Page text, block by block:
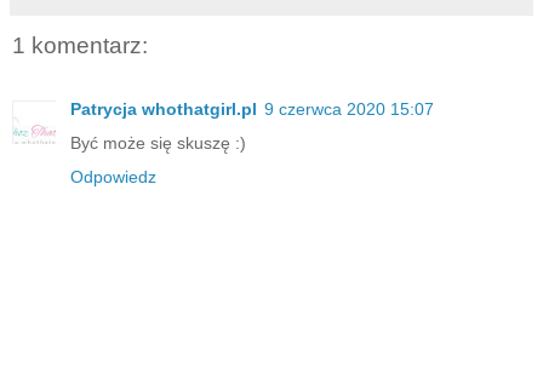
1 komentarz:
Patrycja whothatgirl.pl 9 czerwca 2020 15:07
Być może się skuszę :)
Odpowiedz